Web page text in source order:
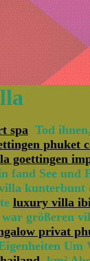
spa Tod
phuket
goettingen
fand See und
luxury villa
größeren
privat
Um